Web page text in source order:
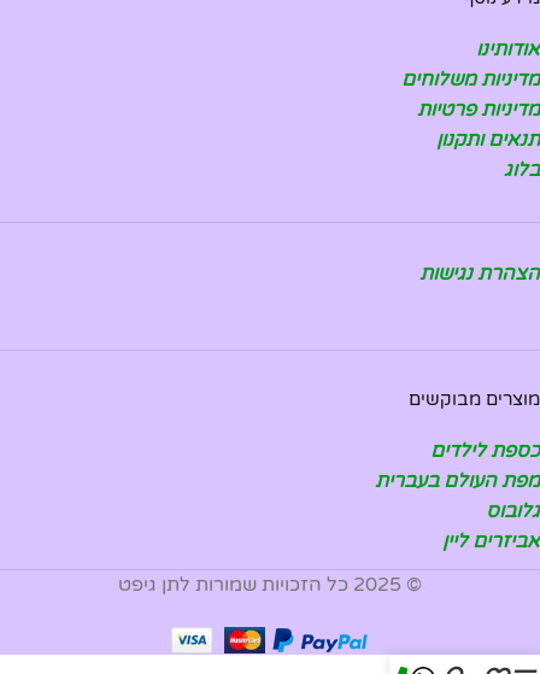
אודותינו
מדיניות משלוחים
מדיניות פרטיות
תנאים ותקנון
בלוג
הצהרת נגישות
מוצרים מבוקשים
כספת לילדים
מפת העולם בעברית
גלובוס
אביזרים ליין
© 2025 כל הזכויות שמורות לתן גיפט